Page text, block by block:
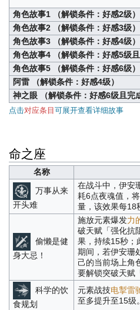
角色故事1 （解锁条件：好感2级）
角色故事2 （解锁条件：好感3级）
角色故事3 （解锁条件：好感4级）
角色故事4 （解锁条件：好感5级
角色故事5 （解锁条件：好感6级）
阿雷 （解锁条件：好感4级）
神之眼 （解锁条件：好感6级且完
点击对应条目 可展开查看详细故事
命之座
名称
万事从来
开头难
在战斗中，伊安
耗6点夜魂值，
量，该效果每18
偷懒是健
身大忌！
施放元素爆发力
破天赋「强化抗
果，持续15秒；
期间，若伊安珊
己的当前场上角
要解锁突破天赋
科学的饮
食规划
元素战技电掣雷
至多提升至15级。